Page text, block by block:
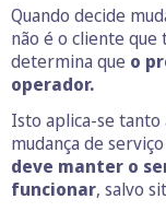
Quando decide
não é o cliente que
determina que o
operador.
Isto aplica-se
mudança de
deve manter o
funcionar, salvo